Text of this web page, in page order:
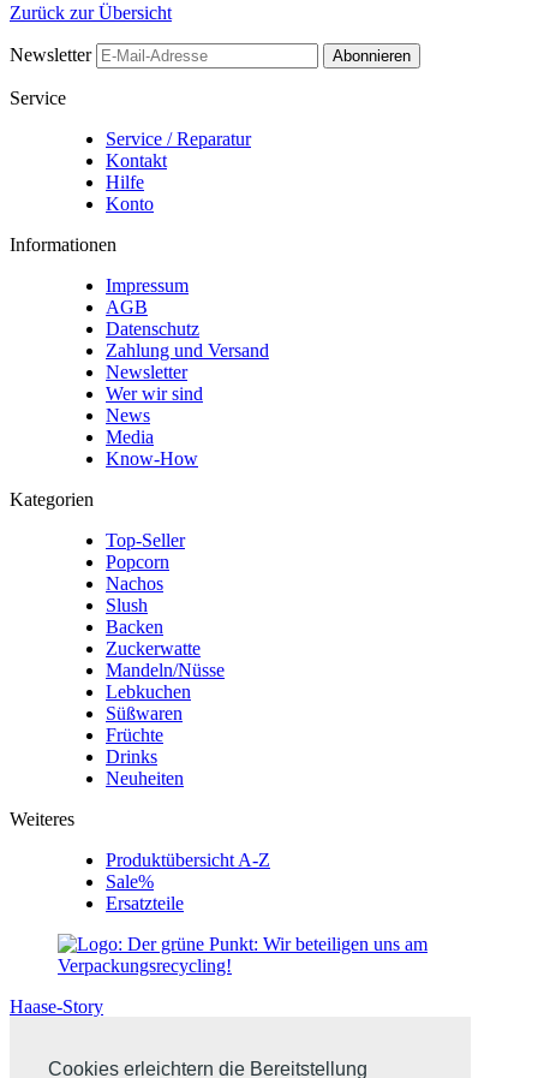
Cookies erleichtern die Bereitstellung
Zurück zur Übersicht
Newsletter Abonnieren
Service
Service / Reparatur
Kontakt
Hilfe
Konto
Informationen
Impressum
AGB
Datenschutz
Zahlung und Versand
Newsletter
Wer wir sind
News
Media
Know-How
Kategorien
Top-Seller
Popcorn
Nachos
Slush
Backen
Zuckerwatte
Mandeln/Nüsse
Lebkuchen
Süßwaren
Früchte
Drinks
Neuheiten
Weiteres
Produktübersicht A-Z
Sale%
Ersatzteile
Haase-Story